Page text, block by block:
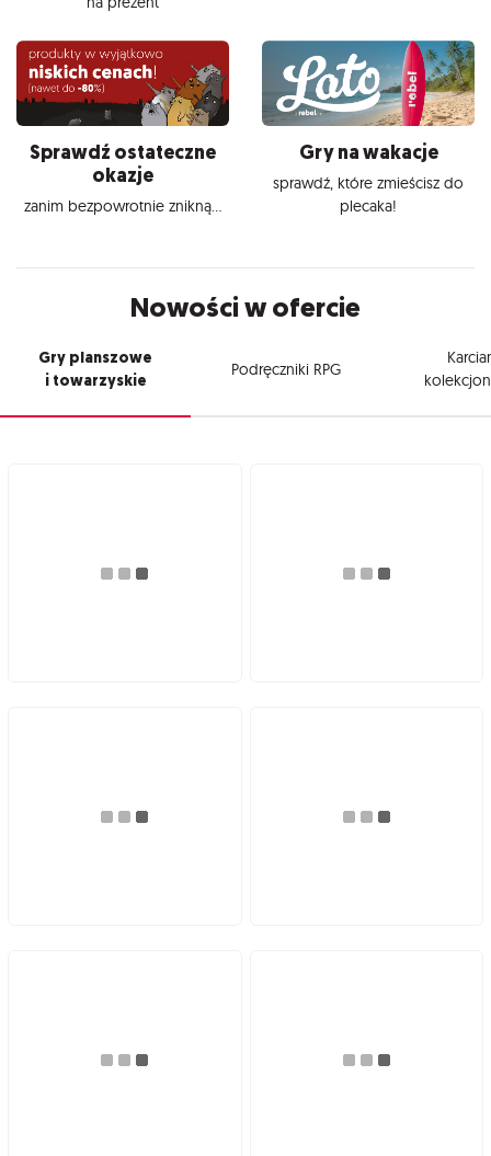
Sprawdź ostateczne
okazje
zanim bezpowrotnie znikną...
Gry na wakacje
sprawdź, które zmieścisz do
plecaka!
Nowości w ofercie
Gry planszowe
i towarzyskie
Podręczniki RPG